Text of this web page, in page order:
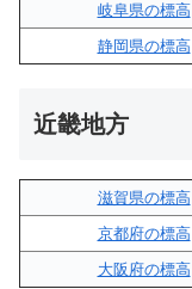
岐阜県の標高
静岡県の標高
近畿地方
滋賀県の標高
京都府の標高
大阪府の標高